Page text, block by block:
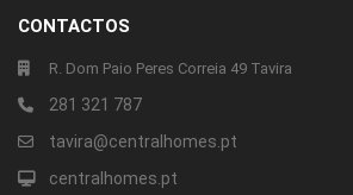
CONTACTOS
R. Dom Paio Peres Correia 49 Tavira
281 321 787
tavira@centralhomes.pt
centralhomes.pt